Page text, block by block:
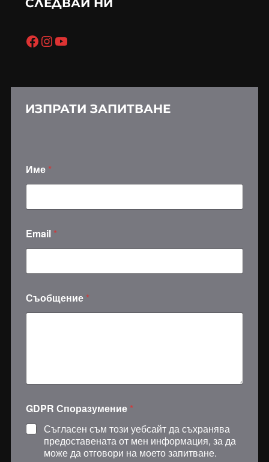
Facebook
Instagram
YouTube
ИЗПРАТИ ЗАПИТВАНЕ
Име *
Email *
D
P
Съобщение *
GDPR Споразумение *
Съгласен съм този уебсайт да съхранява
предоставената от мен информация, за да
може да отговори на моето запитване.